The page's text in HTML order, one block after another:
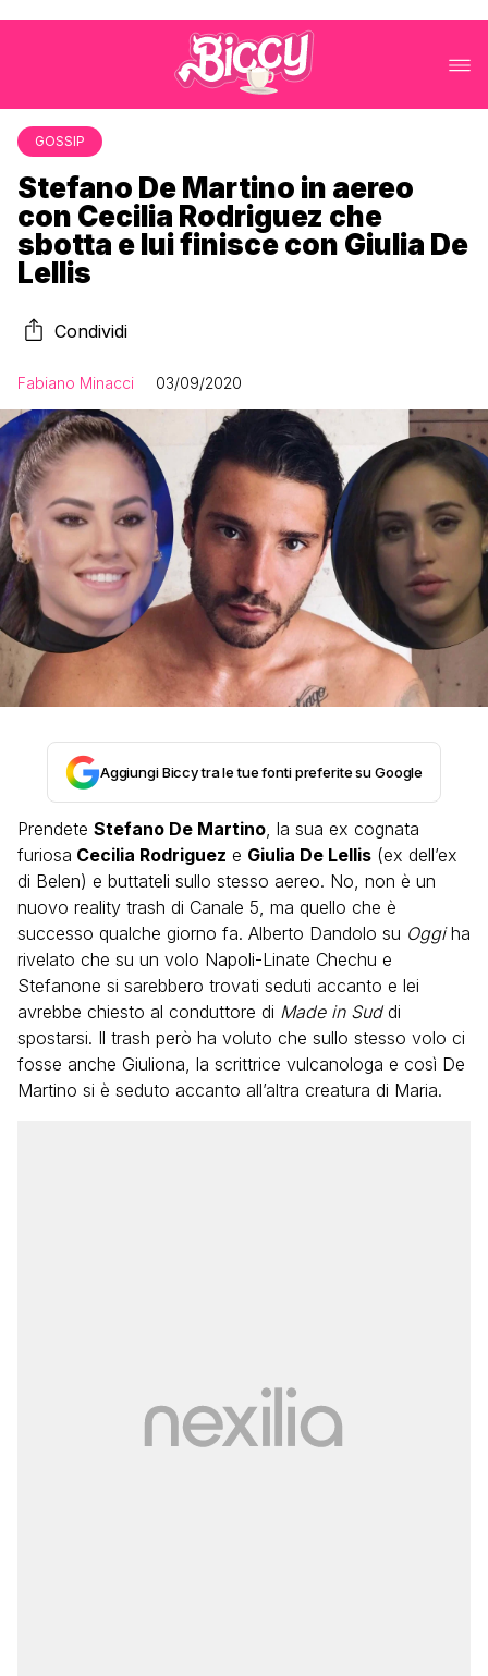
GOSSIP
Stefano De Martino in aereo
con Cecilia Rodriguez che
sbotta e lui finisce con Giulia De
Lellis
Condividi
Fabiano Minacci 03/09/2020
Aggiungi Biccy tra le tue fonti preferite su Google
Prendete Stefano De Martino , la sua ex cognata
furiosa Cecilia Rodriguez e Giulia De Lellis (ex dell’ex
di Belen) e buttateli sullo stesso aereo. No, non è un
nuovo reality trash di Canale 5, ma quello che è
successo qualche giorno fa. Alberto Dandolo su Oggiha
rivelato che su un volo Napoli-Linate Chechu e
Stefanone si sarebbero trovati seduti accanto e lei
avrebbe chiesto al conduttore di Made in Suddi
spostarsi. Il trash però ha voluto che sullo stesso volo ci
fosse anche Giuliona, la scrittrice vulcanologa e così De
Martino si è seduto accanto all’altra creatura di Maria.